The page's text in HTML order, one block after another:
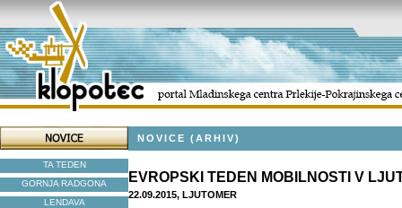
TA TEDEN
GORNJA RADGONA
LENDAVA
NOVICE (ARHIV)
EVROPSKI TEDEN MOBILNOSTI V
22.09.2015, LJUTOMER